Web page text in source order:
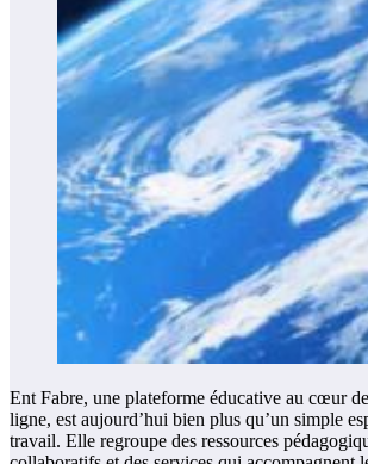
Ent Fabre, une plateforme éducative au cœur
ligne, est aujourd’hui bien plus qu’un simple
travail. Elle regroupe des ressources